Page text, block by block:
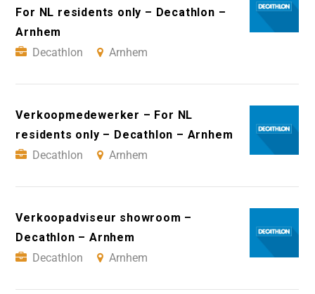
For NL residents only – Decathlon –
Arnhem
Decathlon
Arnhem
Verkoopmedewerker – For NL
residents only – Decathlon – Arnhem
Decathlon
Arnhem
Verkoopadviseur showroom –
Decathlon – Arnhem
Decathlon
Arnhem